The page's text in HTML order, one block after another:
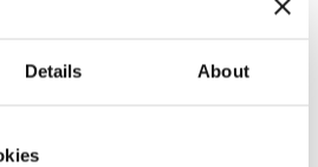
Details About
relationer, der styrker
og konkurrenceevne.